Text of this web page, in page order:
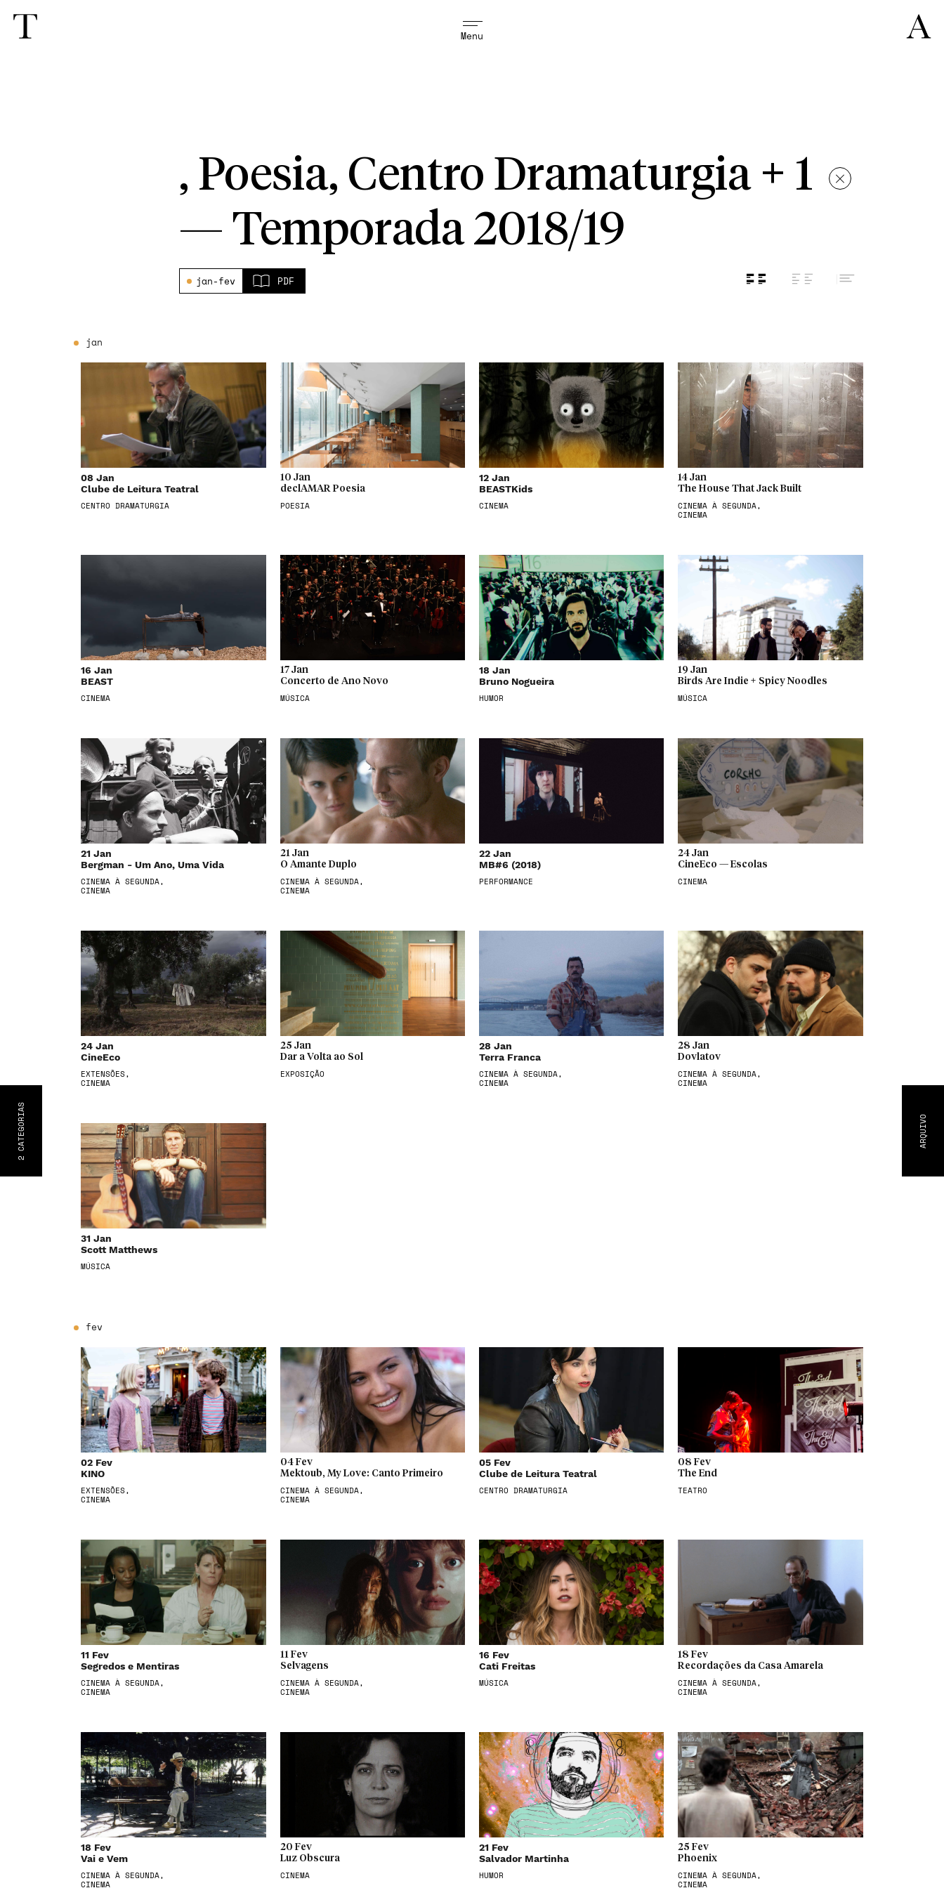
Menu
ARQUIVO
2
CATEGORIA
S
, Poesia, Centro Dramaturgia + 1
— Temporada 2018/19
jan-fev PDF
jan
08 Jan
Clube de Leitura Teatral
CENTRO DRAMATURGIA
10 Jan
declAMAR Poesia
POESIA
12 Jan
BEASTKids
CINEMA
14 Jan
The House That Jack Built
CINEMA À SEGUNDA,
CINEMA
16 Jan
BEAST
CINEMA
17 Jan
Concerto de Ano Novo
MÚSICA
18 Jan
Bruno Nogueira
HUMOR
19 Jan
Birds Are Indie + Spicy Noodles
MÚSICA
21 Jan
Bergman - Um Ano, Uma Vida
CINEMA À SEGUNDA,
CINEMA
21 Jan
O Amante Duplo
CINEMA À SEGUNDA,
CINEMA
22 Jan
MB#6 (2018)
PERFORMANCE
24 Jan
CineEco — Escolas
CINEMA
24 Jan
CineEco
EXTENSÕES,
CINEMA
25 Jan
Dar a Volta ao Sol
EXPOSIÇÃO
28 Jan
Terra Franca
CINEMA À SEGUNDA,
CINEMA
28 Jan
Dovlatov
CINEMA À SEGUNDA,
CINEMA
31 Jan
Scott Matthews
MÚSICA
fev
02 Fev
KINO
EXTENSÕES,
CINEMA
04 Fev
Mektoub, My Love: Canto Primeiro
CINEMA À SEGUNDA,
CINEMA
05 Fev
Clube de Leitura Teatral
CENTRO DRAMATURGIA
08 Fev
The End
TEATRO
11 Fev
Segredos e Mentiras
CINEMA À SEGUNDA,
CINEMA
11 Fev
Selvagens
CINEMA À SEGUNDA,
CINEMA
16 Fev
Cati Freitas
MÚSICA
18 Fev
Recordações da Casa Amarela
CINEMA À SEGUNDA,
CINEMA
18 Fev
Vai e Vem
CINEMA À SEGUNDA,
CINEMA
20 Fev
Luz Obscura
CINEMA
21 Fev
Salvador Martinha
HUMOR
25 Fev
Phoenix
CINEMA À SEGUNDA,
CINEMA